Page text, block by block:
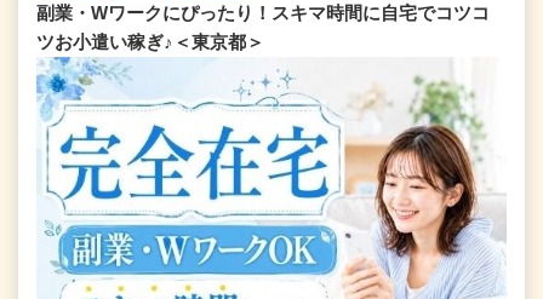
副業・Wワークにぴったり！スキマ時間に自宅でコツコ
ツお小遣い稼ぎ♪＜東京都＞